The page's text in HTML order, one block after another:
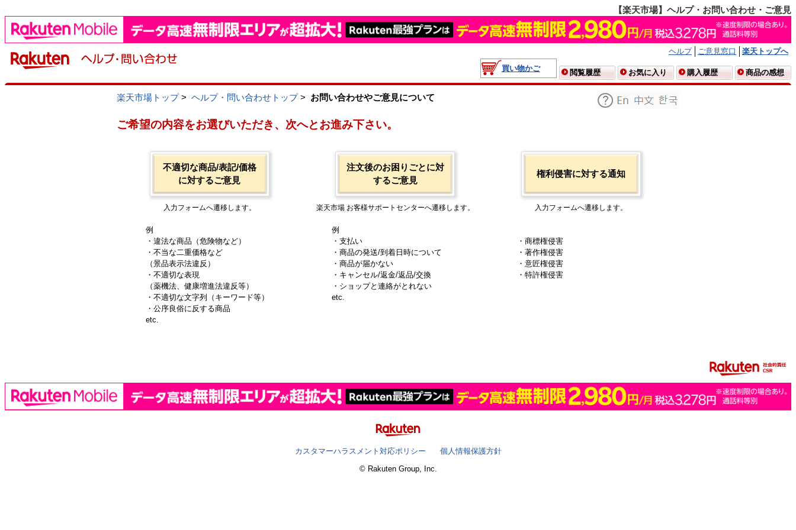
【楽天市場】ヘルプ・お問い合わせ・ご意見
ヘルプ ご意見窓口
楽天トップへ
買い物かご
閲覧履歴 お気に入り 購入履歴 商品の感想
楽天市場トップ> ヘルプ・問い合わせトップ> お問い合わせやご意見について
ご希望の内容をお選びいただき、次へとお進み下さい。
不適切な商品/表記/価格
に対するご意見
入力フォームへ遷移します。
例
・違法な商品（危険物など）
・不当な二重価格など
（景品表示法違反）
・不適切な表現
（薬機法、健康増進法違反等）
・不適切な文字列（キーワード等）
・公序良俗に反する商品
etc.
注文後のお困りごとに対
するご意見
楽天市場 お客様サポートセンターへ遷移します。
例
・支払い
・商品の発送/到着日時について
・商品が届かない
・キャンセル/返金/返品/交換
・ショップと連絡がとれない
etc.
権利侵害に対する通知
入力フォームへ遷移します。
・商標権侵害
・著作権侵害
・意匠権侵害
・特許権侵害
カスタマーハラスメント対応ポリシー
個人情報保護方針
© Rakuten Group, Inc.